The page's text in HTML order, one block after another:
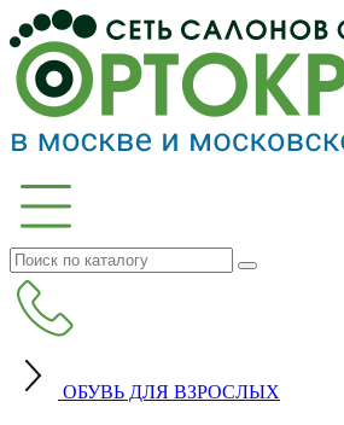
ОБУВЬ ДЛЯ ВЗРОСЛЫХ